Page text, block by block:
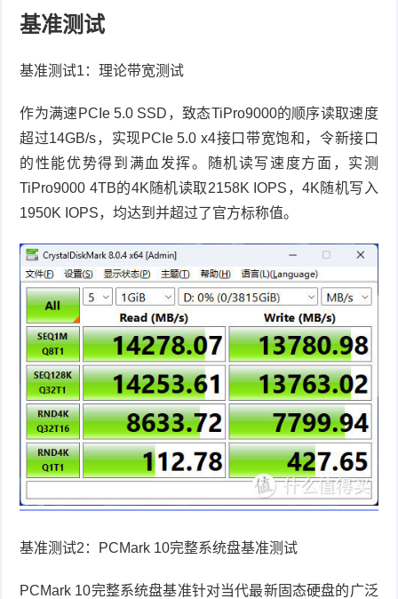
基准测试
基准测试1 ：理论带宽测试
作为满速PCIe 5.0 SSD ，致态TiPro9000的顺序读取速度
超过14GB/s，实现PCIe 5.0 x4接口带宽饱和，令新接口
的性能优势得到满血发挥。随机读写速度方面，实测
TiPro9000 4TB的4K随机读取2158K IOPS ，4K随机写入
1950K IOPS，均达到并超过了官方标称值。
基准测试2 ： PCMark 10完整系统盘基准测试
PCMark 10完整系统盘基准针对当代最新固态硬盘的广泛